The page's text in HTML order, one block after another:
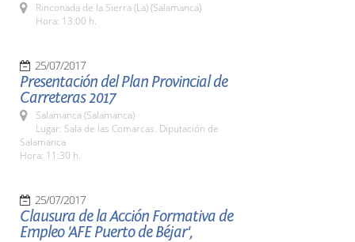
Rinconada de la Sierra (La) (Salamanca)
Hora: 13:00 h.
25/07/2017
Presentación del Plan Provincial de
Carreteras 2017
Salamanca (Salamanca)
Lugar: Sala de las Comarcas. Diputación de
Salamanca
Hora: 11:30 h.
25/07/2017
Clausura de la Acción Formativa de
Empleo 'AFE Puerto de Béjar',